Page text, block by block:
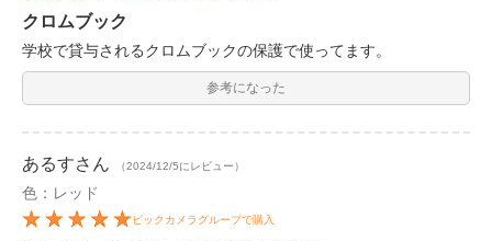
クロムブック
学校で貸与されるクロムブックの保護で使ってます。
参考になった
あるすさん （2024/12/5にレビュー）
色：レッド
ビックカメラグループで購入